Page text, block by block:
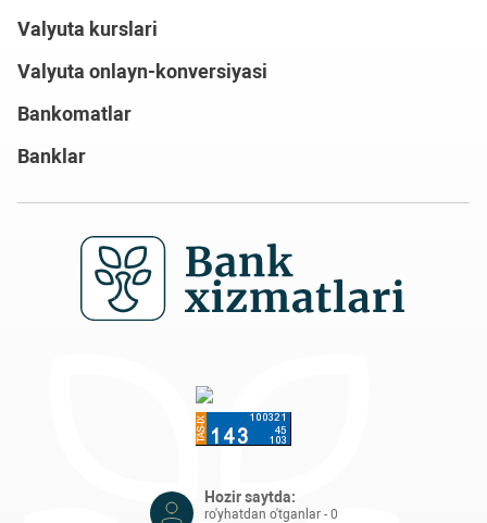
Valyuta kurslari
Valyuta onlayn-konversiyasi
Bankomatlar
Banklar
Hozir saytda:
ro'yhatdan o'tganlar - 0